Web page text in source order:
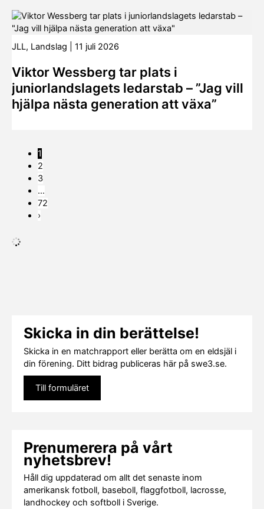
JLL, Landslag 11 juli 2026
Viktor Wessberg tar plats i
juniorlandslagets ledarstab – ”Jag vill
hjälpa nästa generation att växa”
1
2
3
…
72
›
Skicka in din berättelse!
Skicka in en matchrapport eller berätta om en eldsjäl i
din förening. Ditt bidrag publiceras här på swe3.se.
Till formuläret
Prenumerera på vårt
nyhetsbrev!
Håll dig uppdaterad om allt det senaste inom
amerikansk fotboll, baseboll, flaggfotboll, lacrosse,
landhockey och softboll i Sverige.